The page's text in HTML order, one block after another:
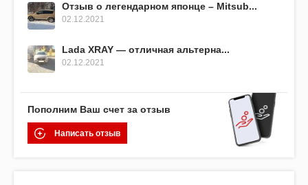
Отзыв о легендарном японце – Mitsub...
02.12.2021
Lada XRAY — отличная альтерна...
02.12.2021
Пополним Ваш счет за отзыв
Написать отзыв